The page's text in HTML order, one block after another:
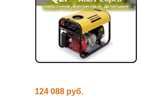
124 088 руб.